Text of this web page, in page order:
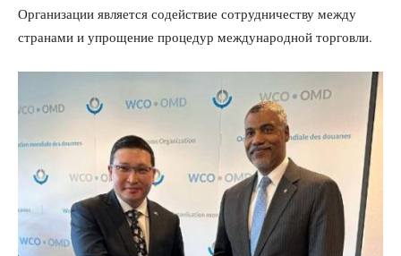
Организации является содействие сотрудничеству между
странами и упрощение процедур международной торговли.